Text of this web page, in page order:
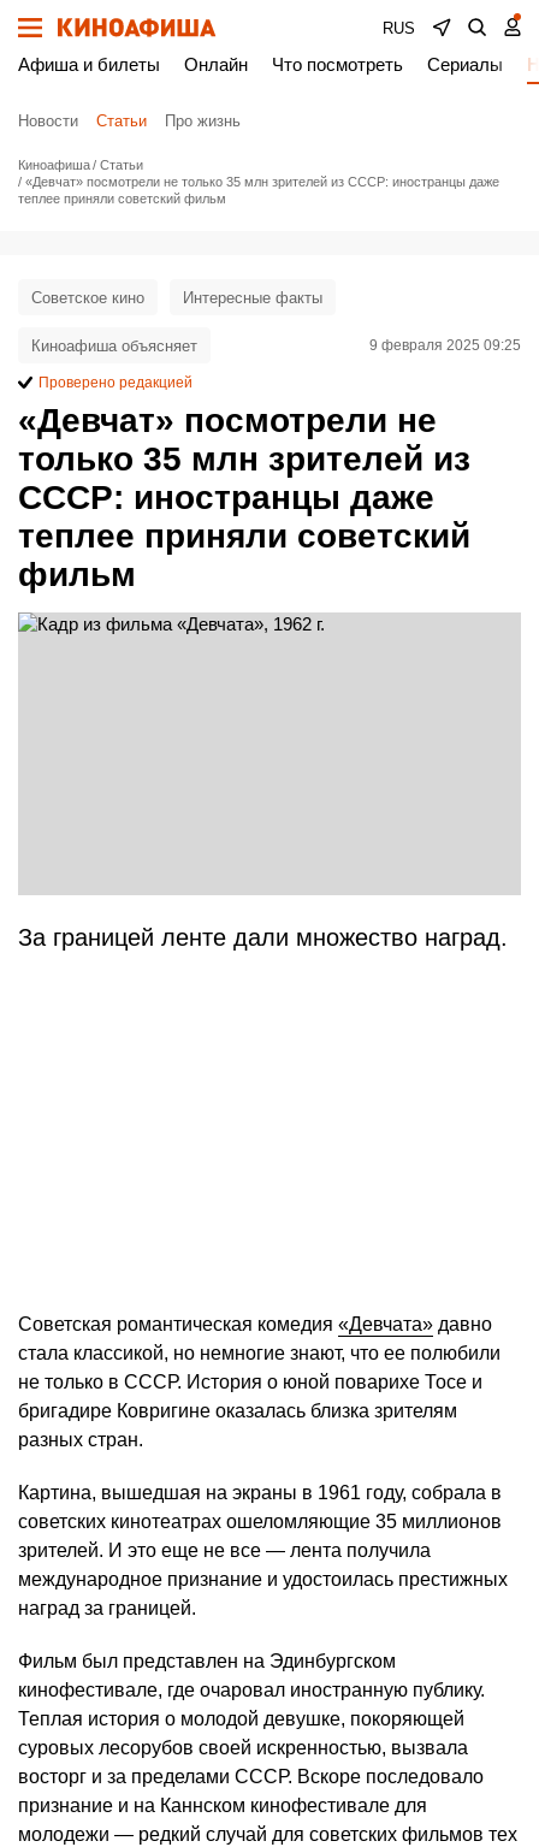
RUS
Афиша и билеты Онлайн Что посмотреть Сериалы
Новости Статьи Про жизнь
Киноафиша
Статьи
«Девчат» посмотрели не только 35 млн зрителей из СССР: иностранцы даже
теплее приняли советский фильм
«Девчат» посмотрели не
только 35 млн зрителей из
СССР: иностранцы даже
теплее приняли советский
фильм
Советское кино Интересные факты
Киноафиша объясняет 9 февраля 2025 09:25
Проверено редакцией
За границей ленте дали множество наград.
Советская романтическая комедия «Девчата» давно
стала классикой, но немногие знают, что ее полюбили
не только в СССР. История о юной поварихе Тосе и
бригадире Ковригине оказалась близка зрителям
разных стран.
Картина, вышедшая на экраны в 1961 году, собрала в
советских кинотеатрах ошеломляющие 35 миллионов
зрителей. И это еще не все — лента получила
международное признание и удостоилась престижных
наград за границей.
Фильм был представлен на Эдинбургском
кинофестивале, где очаровал иностранную публику.
Теплая история о молодой девушке, покоряющей
суровых лесорубов своей искренностью, вызвала
восторг и за пределами СССР. Вскоре последовало
признание и на Каннском кинофестивале для
молодежи — редкий случай для советских фильмов тех